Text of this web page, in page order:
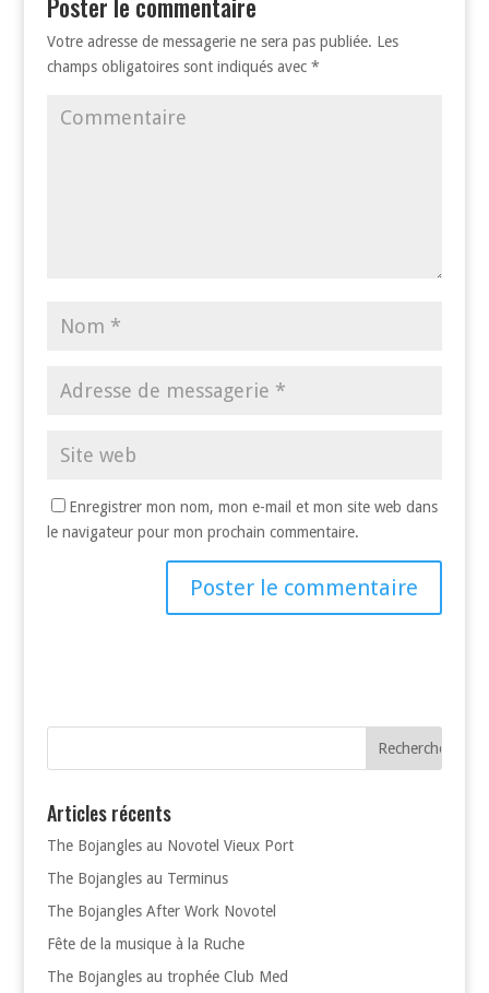
Votre adresse de messagerie ne sera pas publiée. Les
champs obligatoires sont indiqués avec *
Enregistrer mon nom, mon e-mail et mon site web dans
le navigateur pour mon prochain commentaire.
Articles récents
The Bojangles au Novotel Vieux Port
The Bojangles au Terminus
The Bojangles After Work Novotel
Fête de la musique à la Ruche
The Bojangles au trophée Club Med